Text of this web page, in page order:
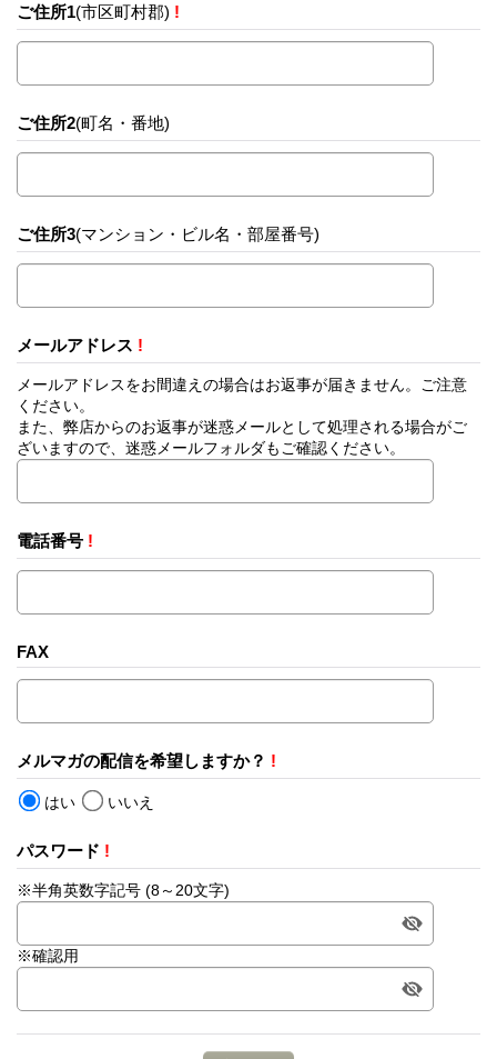
ご住所1(市区町村郡) !
ご住所2(町名・番地)
ご住所3(マンション・ビル名・部屋番号)
メールアドレス !
メールアドレスをお間違えの場合はお返事が届きません。ご注意
ください。
また、弊店からのお返事が迷惑メールとして処理される場合がご
ざいますので、迷惑メールフォルダもご確認ください。
電話番号 !
FAX
メルマガの配信を希望しますか？ !
はい いいえ
パスワード !
※半角英数字記号 (8～20文字)
※確認用